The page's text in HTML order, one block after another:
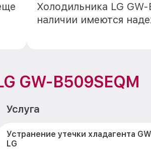
Холодильника LG
наличии имеются
GW-B509SEQM
Услуга
Устранение утечки хладагента
LG